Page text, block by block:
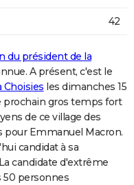
42
du président de la
A présent, c'est le
Choisies les dimanches 15
prochain gros temps fort
de ce village des
pour Emmanuel Macron.
candidat à sa
candidate d'extrême
50 personnes